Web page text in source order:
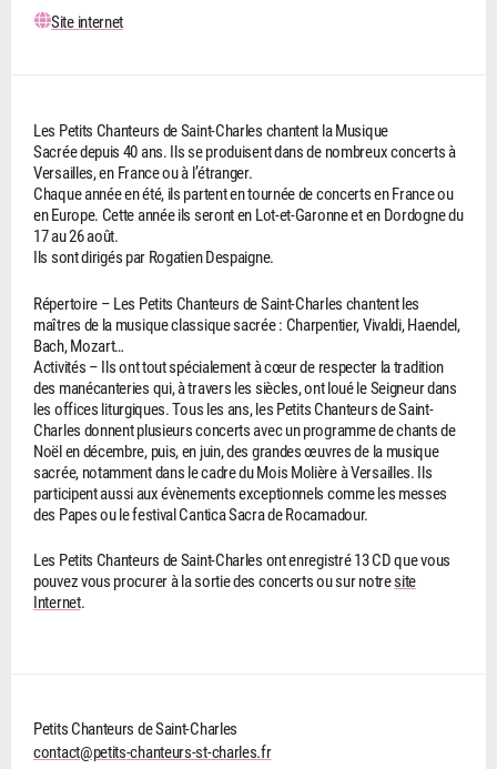
Site internet
Les Petits Chanteurs de Saint-Charles chantent la Musique
Sacrée depuis 40 ans. Ils se produisent dans de nombreux concerts à
Versailles, en France ou à l’étranger.
Chaque année en été, ils partent en tournée de concerts en France ou
en Europe. Cette année ils seront en Lot-et-Garonne et en Dordogne du
17 au 26 août.
Ils sont dirigés par Rogatien Despaigne.
Répertoire – Les Petits Chanteurs de Saint-Charles chantent les
maîtres de la musique classique sacrée : Charpentier, Vivaldi, Haendel,
Bach, Mozart…
Activités – Ils ont tout spécialement à cœur de respecter la tradition
des manécanteries qui, à travers les siècles, ont loué le Seigneur dans
les offices liturgiques. Tous les ans, les Petits Chanteurs de Saint-
Charles donnent plusieurs concerts avec un programme de chants de
Noël en décembre, puis, en juin, des grandes œuvres de la musique
sacrée, notamment dans le cadre du Mois Molière à Versailles. Ils
participent aussi aux évènements exceptionnels comme les messes
des Papes ou le festival Cantica Sacra de Rocamadour.
Les Petits Chanteurs de Saint-Charles ont enregistré 13 CD que vous
pouvez vous procurer à la sortie des concerts ou sur notresite
Internet.
Petits Chanteurs de Saint-Charles
contact@petits-chanteurs-st-charles.fr